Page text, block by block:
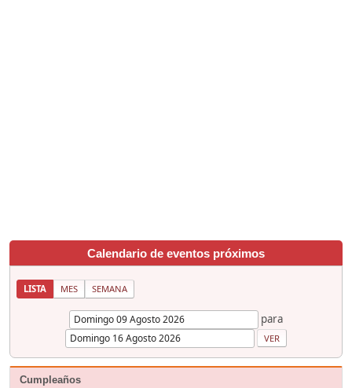
Calendario de eventos próximos
LISTA MES SEMANA
para
Cumpleaños